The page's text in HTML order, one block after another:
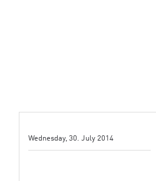
Wednesday, 30. July 2014